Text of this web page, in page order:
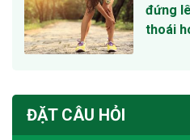
đứng
thoái
ĐẶT CÂU HỎI